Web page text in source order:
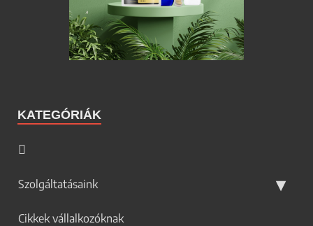
KATEGÓRIÁK
Szolgáltatásaink
Cikkek vállalkozóknak